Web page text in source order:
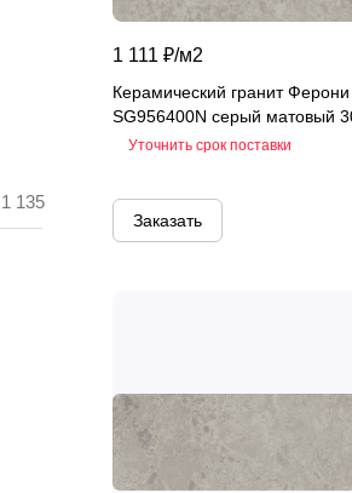
1 111 ₽/м2
Керамический гранит Ферони
SG956400N серый матовый
Уточнить срок поставки
Заказать